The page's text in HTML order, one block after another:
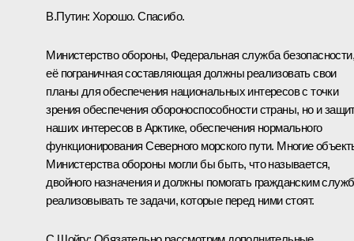
В.Путин: Хорошо. Спасибо.
Министерство обороны, Федеральная служба безопасности,
её пограничная составляющая должны реализовать свои
планы для обеспечения национальных интересов с точки
зрения обеспечения обороноспособности страны, но и
наших интересов в Арктике, обеспечения нормального
функционирования Северного морского пути. Многие
Министерства обороны могли бы быть, что называется,
двойного назначения и должны помогать гражданским
реализовывать те задачи, которые перед ними стоят.